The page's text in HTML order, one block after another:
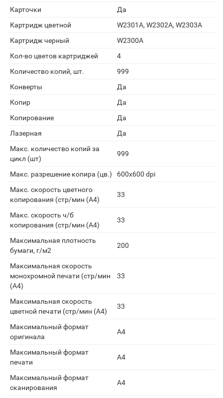
Карточки
Да
Картридж цветной
W2301A, W2302A, W2303A
Картридж черный
W2300A
Кол-во цветов картриджей
4
Количество копий, шт.
999
Конверты
Да
Копир
Да
Копирование
Да
Лазерная
Да
Макс. количество копий за
цикл (шт)
999
Макс. разрешение копира (цв.)
600x600 dpi
Макс. скорость цветного
копирования (стр/мин (A4)
33
Макс. скорость ч/б
копирования (стр/мин (A4)
33
Максимальная плотность
бумаги, г/м2
200
Максимальная скорость
монохромной печати (стр/мин
(A4)
33
Максимальная скорость
цветной печати (стр/мин (A4)
33
Максимальный формат
оригинала
А4
Максимальный формат
печати
A4
Максимальный формат
сканирования
A4